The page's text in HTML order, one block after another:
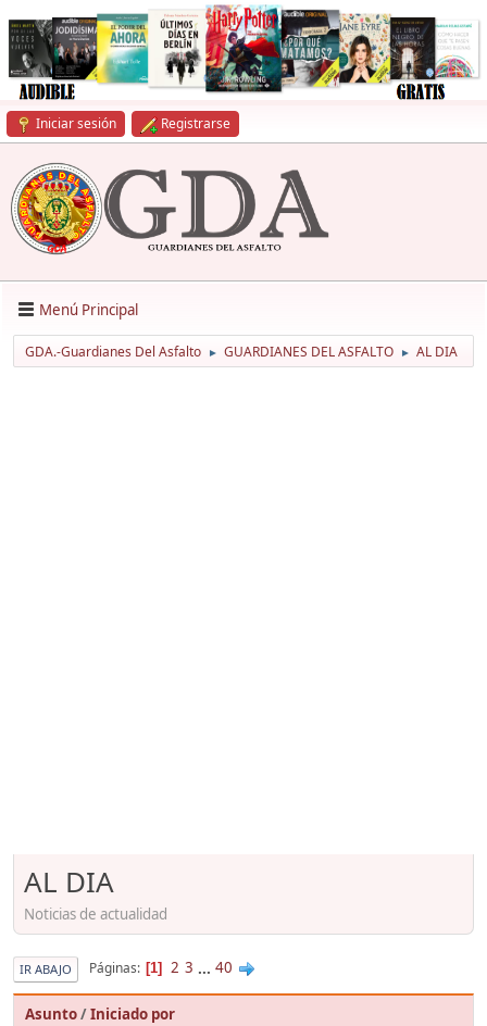
Iniciar sesión Registrarse
Menú Principal
GDA.-Guardianes Del Asfalto ► GUARDIANES DEL ASFALTO ► AL DIA
AL DIA
Noticias de actualidad
IR ABAJO Páginas 1 2 3 ... 40
Asunto/Iniciado por